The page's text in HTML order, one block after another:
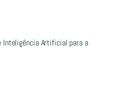
Inteligência Artificial para a